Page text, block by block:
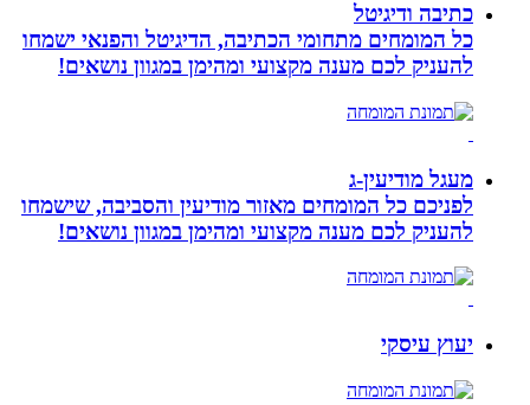
כתיבה ודיגיטל
כל המומחים מתחומי הכתיבה, הדיגיטל והפנאי ישמחו
להעניק לכם מענה מקצועי ומהימן במגוון נושאים!
מעגל מודיעין-ג
לפניכם כל המומחים מאזור מודיעין והסביבה, שישמחו
להעניק לכם מענה מקצועי ומהימן במגוון נושאים!
יעוץ עיסקי